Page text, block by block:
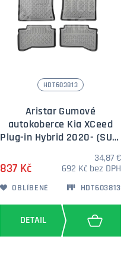
HDT603813
Aristar Gumové
autokoberce Kia XCeed
Plug-in Hybrid 2020- (SUV)
837 Kč
34,87 €
692 Kč bez DPH
OBLÍBENÉ HDT603813